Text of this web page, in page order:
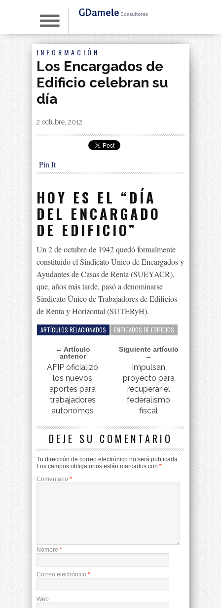
INFORMACIÓN
Los Encargados de
Edificio celebran su
día
By|
2 octubre, 2012
Pin It
HOY ES EL “DÍA
DEL ENCARGADO
DE EDIFICIO”
Un 2 de octubre de 1942 quedó formalmente
constituido el Sindicato Único de Encargados y
Ayudantes de Casas de Renta (SUEYACR),
que, años más tarde, pasó a denominarse
Sindicato Único de Trabajadores de Edificios
de Renta y Horizontal (SUTERyH).
ARTÍCULOS RELACIONADOS EMPLEADOS DE EDIFICIOS
← Artículo
anterior
AFIP oficializó
los nuevos
aportes para
trabajadores
autónomos
Siguiente artículo
→
Impulsan
proyecto para
recuperar el
federalismo
fiscal
DEJE SU COMENTARIO
Tu dirección de correo electrónico no será publicada.
Los campos obligatorios están marcados con *
Comentario *
Nombre *
Correo electrónico *
Web